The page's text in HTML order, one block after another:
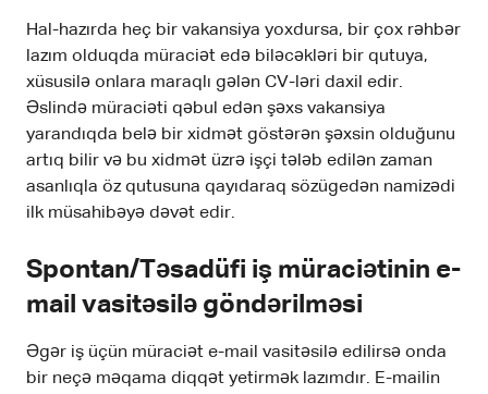
Hal-hazırda heç bir vakansiya yoxdursa, bir çox rəhbər
lazım olduqda müraciət edə biləcəkləri bir qutuya,
xüsusilə onlara maraqlı gələn CV-ləri daxil edir.
Əslində müraciəti qəbul edən şəxs vakansiya
yarandıqda belə bir xidmət göstərən şəxsin olduğunu
artıq bilir və bu xidmət üzrə işçi tələb edilən zaman
asanlıqla öz qutusuna qayıdaraq sözügedən namizədi
ilk müsahibəyə dəvət edir.
Spontan/Təsadüfi iş müraciətinin e-
mail vasitəsilə göndərilməsi
Əgər iş üçün müraciət e-mail vasitəsilə edilirsə onda
bir neçə məqama diqqət yetirmək lazımdır. E-mailin